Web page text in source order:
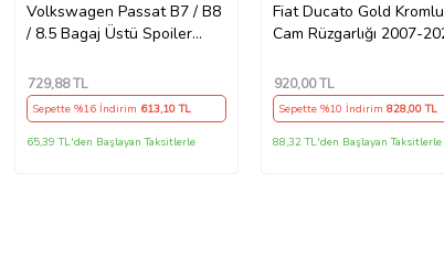
Volkswagen Passat B7 / B8
/ 8.5 Bagaj Üstü Spoiler
729,88 TL
Sepette %16 İndirim 613,10 TL
65,39 TL'den Başlayan Taksitlerle
Fiat Ducato Gold Kromlu
Cam Rüzgarlığı 2007-
920,00 TL
Sepette %10 İndirim 828,00 TL
88,32 TL'den Başlayan Taksitlerle